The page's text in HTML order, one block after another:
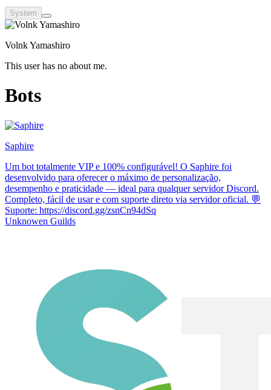
System
Volnk Yamashiro
This user has no about me.
Bots
Saphire
Um bot totalmente VIP e 100% configurável! O Saphire foi
desenvolvido para oferecer o máximo de personalização,
desempenho e praticidade — ideal para qualquer servidor Discord.
Completo, fácil de usar e com suporte direto via servidor oficial. 💬
Suporte: https://discord.gg/zsnCn94dSq
Unknowen Guilds